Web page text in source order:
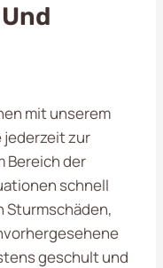
mit unserem
zur
Bereich der
schnell
Sturmschäden,
geschult und